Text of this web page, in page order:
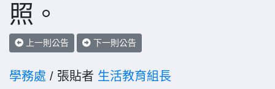
照。
上一則公告 下一則公告
學務處 / 張貼者 生活教育組長